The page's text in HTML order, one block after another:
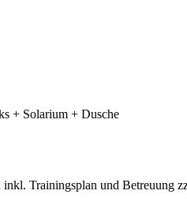
+ Solarium + Dusche
Trainingsplan und Betreuung